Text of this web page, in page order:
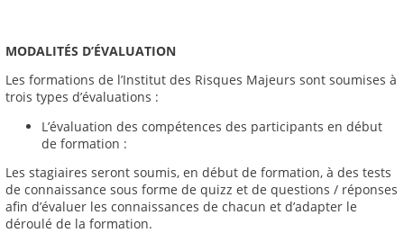
MODALITÉS D’ÉVALUATION
Les formations de l’Institut des Risques Majeurs sont soumises à
trois types d’évaluations :
L’évaluation des compétences des participants en début
de formation :
Les stagiaires seront soumis, en début de formation, à des tests
de connaissance sous forme de quizz et de questions / réponses
afin d’évaluer les connaissances de chacun et d’adapter le
déroulé de la formation.